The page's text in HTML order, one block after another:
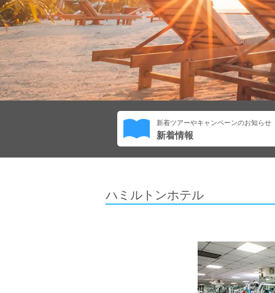
新着ツアーやキャンペーンのお知らせ
新着情報
ハミルトンホテル